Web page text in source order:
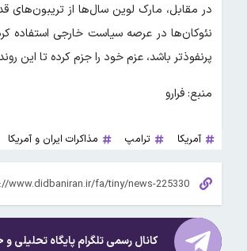
در مقابل، مارک لوین سال‌ها از تریبون‌های
نئوکان‌ها در عرصه سیاست خارجی استفاده
پرنفوذتر باشد، عزم خود را جزم کرده تا این
منبع: فرارو
آمریکا ترامپ مذاکرات ایران و آمریکا
کانال رسمی تلگرام پایگاه تحلیلی